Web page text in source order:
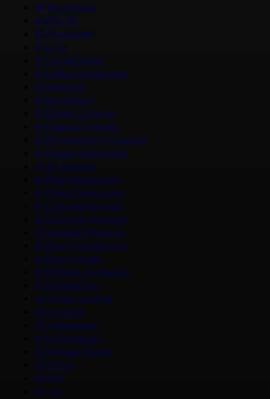
# Фонд Кино
# РЕН ТВ
# Домашний
# СТС
# Пятый канал
# Чайка Терешкова
# Невский
# Интервью
# Юрий Стоянов
#Лариса Гузеева
# История его служанки
# Павел Прилучный
#Актер кино
# Иван Янковский
# Юлия Пересильд
# Сергей Бурунов
# Сарик Андреасян
# Михаил Ефремов
# Иван Охлобыстин
# Влад Ценев
#Любовь Аксенова
# Милана Бру
#Зубастая няня
# Колобок
# Смешарики
# Чебурашка 3
# Матвей Лыков
#Холод
# НМГ
# док